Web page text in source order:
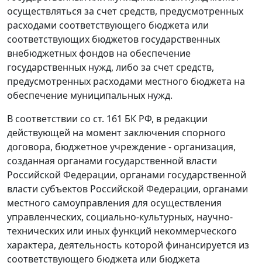
осуществляться за счет средств, предусмотренных
расходами соответствующего бюджета или
соответствующих бюджетов государственных
внебюджетных фондов на обеспечение
государственных нужд, либо за счет средств,
предусмотренных расходами местного бюджета на
обеспечение муниципальных нужд.
В соответствии со ст. 161 БК РФ, в редакции
действующей на момент заключения спорного
договора, бюджетное учреждение - организация,
созданная органами государственной власти
Российской Федерации, органами государственной
власти субъектов Российской Федерации, органами
местного самоуправления для осуществления
управленческих, социально-культурных, научно-
технических или иных функций некоммерческого
характера, деятельность которой финансируется из
соответствующего бюджета или бюджета